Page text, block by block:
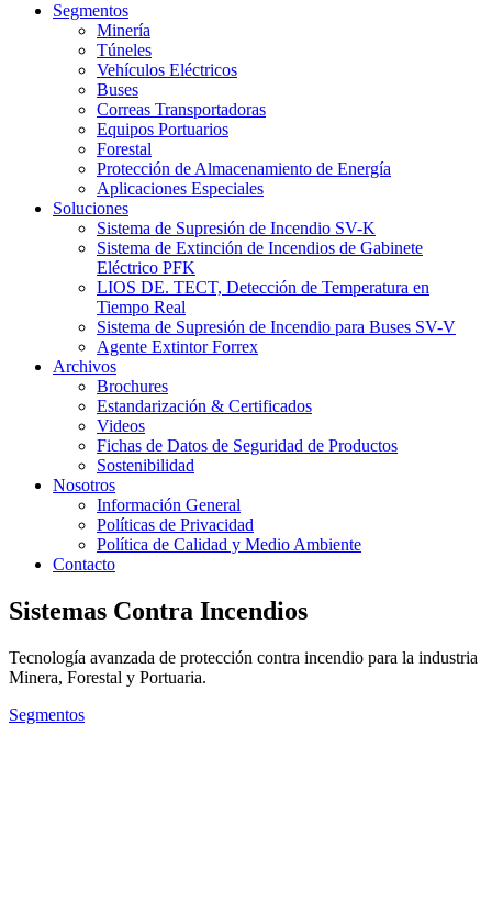
Segmentos
Minería
Túneles
Vehículos Eléctricos
Buses
Correas Transportadoras
Equipos Portuarios
Forestal
Protección de Almacenamiento de Energía
Aplicaciones Especiales
Soluciones
Sistema de Supresión de Incendio SV-K
Sistema de Extinción de Incendios de Gabinete
Eléctrico PFK
LIOS DE. TECT, Detección de Temperatura en
Tiempo Real
Sistema de Supresión de Incendio para Buses SV-V
Agente Extintor Forrex
Archivos
Brochures
Estandarización & Certificados
Videos
Fichas de Datos de Seguridad de Productos
Sostenibilidad
Nosotros
Información General
Políticas de Privacidad
Política de Calidad y Medio Ambiente
Contacto
Sistemas Contra Incendios
Tecnología avanzada de protección contra incendio para la industria
Minera, Forestal y Portuaria.
Segmentos